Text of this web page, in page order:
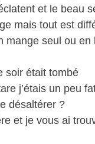
et le beau
mais tout est
mange seul ou
soir était tombé
j’étais un peu
désaltérer ?
et je vous ai